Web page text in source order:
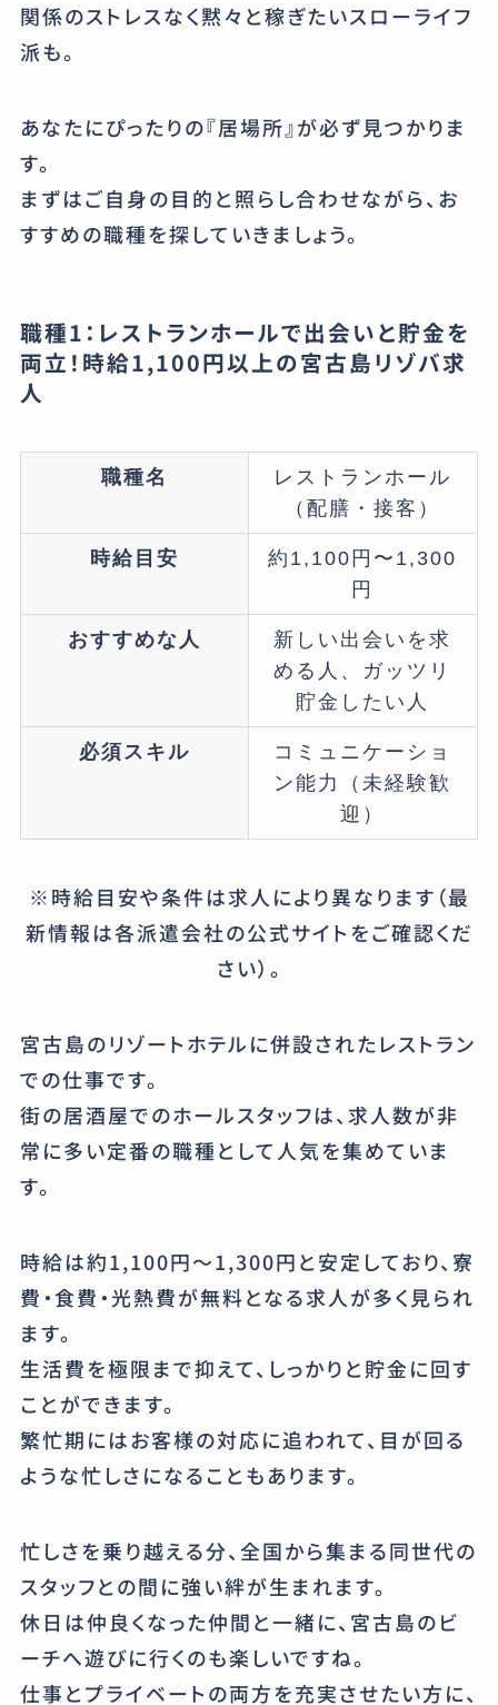
関係のストレスなく黙々と稼ぎたいスローライフ
派も。
あなたにぴったりの『居場所』が必ず見つかりま
す。
まずはご自身の目的と照らし合わせながら、お
すすめの職種を探していきましょう。
職種1：レストランホールで出会いと貯金を
両立！時給1,100円以上の宮古島リゾバ求
人
職種名
レストランホール
（配膳・接客）
時給目安
約1,100円〜1,300
円
おすすめな人
新しい出会いを求
める人、ガッツリ
貯金したい人
必須スキル
コミュニケーショ
ン能力（未経験歓
迎）
※時給目安や条件は求人により異なります（最
新情報は各派遣会社の公式サイトをご確認くだ
さい）。
宮古島のリゾートホテルに併設されたレストラン
での仕事です。
街の居酒屋でのホールスタッフは、求人数が非
常に多い定番の職種として人気を集めていま
す。
時給は約1,100円〜1,300円と安定しており、寮
費・食費・光熱費が無料となる求人が多く見られ
ます。
生活費を極限まで抑えて、しっかりと貯金に回す
ことができます。
繁忙期にはお客様の対応に追われて、目が回る
ような忙しさになることもあります。
忙しさを乗り越える分、全国から集まる同世代の
スタッフとの間に強い絆が生まれます。
休日は仲良くなった仲間と一緒に、宮古島のビ
ーチへ遊びに行くのも楽しいですね。
仕事とプライベートの両方を充実させたい方に、